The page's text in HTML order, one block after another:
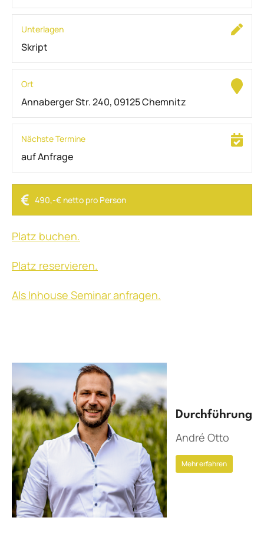
Unterlagen
Skript
Ort
Annaberger Str. 240, 09125 Chemnitz
Nächste Termine
auf Anfrage
490,-€ netto pro Person
Platz buchen.
Platz reservieren.
Als Inhouse Seminar anfragen.
Durchführung
André Otto
Mehr erfahren